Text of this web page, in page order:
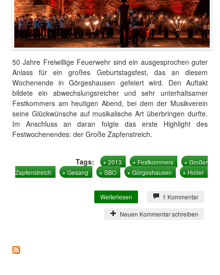
50 Jahre Freiwillige Feuerwehr sind ein ausgesprochen guter
Anlass für ein großes Geburtstagsfest, das an diesem
Wochenende in Görgeshausen gefeiert wird. Den Auftakt
bildete ein abwechslungsreicher und sehr unterhaltsamer
Festkommers am heutigen Abend, bei dem der Musikverein
seine Glückwünsche auf musikalische Art überbringen durfte.
Im Anschluss an daran folgte das erste Highlight des
Festwochenendes: der Große Zapfenstreich.
Tags: 2013 Festkommers
Großer
Zapfenstreich
Gesang SBO Görgeshausen Holler
Weiterlesen
über Großer Zapfenstreich
1 Kommentar
Neuen Kommentar schreiben